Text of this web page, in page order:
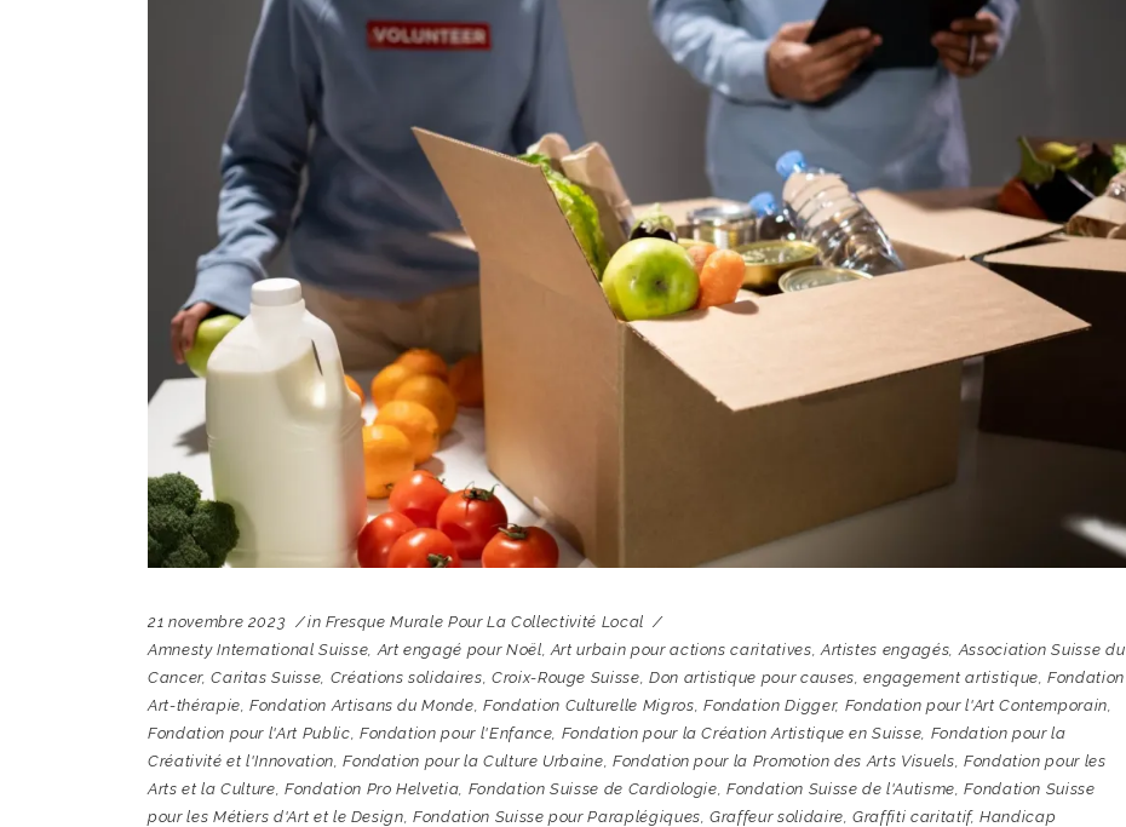
21 novembre 2023 in Fresque Murale Pour La Collectivité Local
Amnesty International Suisse Art engagé pour Noël Art urbain pour actions caritatives Artistes engagés Association Suisse du
Cancer,Caritas Suisse Créations solidaires Croix-Rouge Suisse Don artistique pour causes ,engagement artistique ,Fondation
Art-thérapie ,Fondation Artisans du Monde Fondation Culturelle Migros Fondation Digger, Fondation pour l'Art Contemporain
Fondation pour l'Art Public Fondation pour l'Enfance Fondation pour la Création Artistique en Suisse Fondation pour la
Créativité et l'Innovation ,Fondation pour la Culture Urbaine Fondation pour la Promotion des Arts Visuels Fondation pour les
Arts et la Culture ,Fondation Pro Helvetia Fondation Suisse de Cardiologie ,Fondation Suisse de l'Autisme ,Fondation Suisse
pour les Métiers d'Art et le Design ,Fondation Suisse pour Paraplégiques ,Graffeur solidaire ,Graffiti caritatif,Handicap